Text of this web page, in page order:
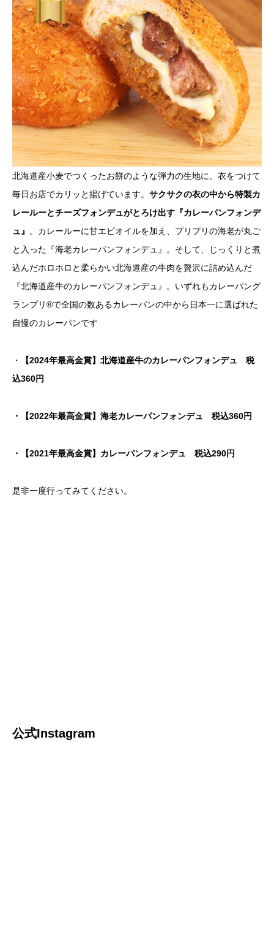
北海道産小麦でつくったお餅のような弾力の生地に、衣をつけて
毎日お店でカリッと揚げています。 サクサクの衣の中から特製カ
レールーとチーズフォンデュがとろけ出す『カレーパンフォンデ
ュ』 。カレールーに甘エビオイルを加え、プリプリの海老が丸ご
と入った『海老カレーパンフォンデュ』。そして、じっくりと煮
込んだホロホロと柔らかい北海道産の牛肉を贅沢に詰め込んだ
『北海道産牛のカレーパンフォンデュ』。いずれもカレーパング
ランプリ®で全国の数あるカレーパンの中から日本一に選ばれた
自慢のカレーパンです
・
【2024年最高金賞】北海道産牛のカレーパンフォンデュ 税
込360円
・【2022年最高金賞】海老カレーパンフォンデュ 税込360円
・【2021年最高金賞】カレーパンフォンデュ 税込290円
是非一度行ってみてください。
公式Instagram